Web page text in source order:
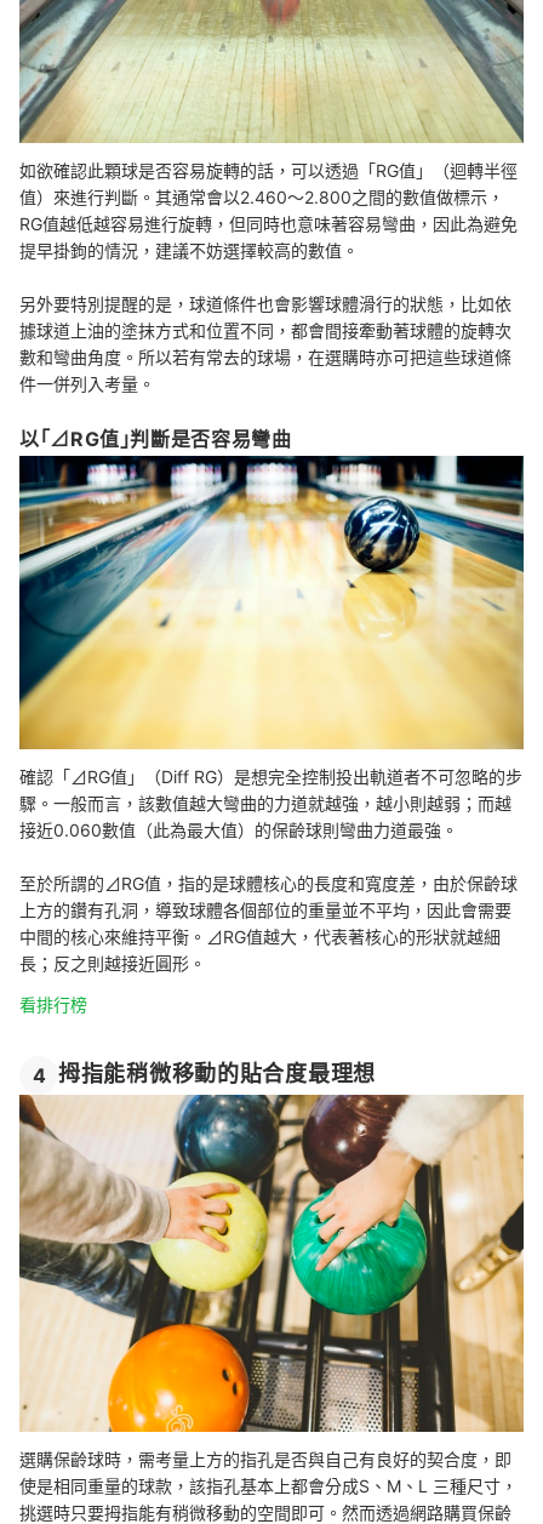
如欲確認此顆球是否容易旋轉的話，可以透過「RG值」（迴轉半徑
值）來進行判斷。其通常會以2.460～2.800之間的數值做標示，
RG值越低越容易進行旋轉，但同時也意味著容易彎曲，因此為避免
提早掛鉤的情況，建議不妨選擇較高的數值。
另外要特別提醒的是，球道條件也會影響球體滑行的狀態，比如依
據球道上油的塗抹方式和位置不同，都會間接牽動著球體的旋轉次
數和彎曲角度。所以若有常去的球場，在選購時亦可把這些球道條
件一併列入考量。
以「⊿RG值」判斷是否容易彎曲
確認「⊿RG值」（Diff RG）是想完全控制投出軌道者不可忽略的步
驟。一般而言，該數值越大彎曲的力道就越強，越小則越弱；而越
接近0.060數值（此為最大值）的保齡球則彎曲力道最強。
至於所謂的⊿RG值，指的是球體核心的長度和寬度差，由於保齡球
上方的鑽有孔洞，導致球體各個部位的重量並不平均，因此會需要
中間的核心來維持平衡。⊿RG值越大，代表著核心的形狀就越細
長；反之則越接近圓形。
看排行榜
4 拇指能稍微移動的貼合度最理想
選購保齡球時，需考量上方的指孔是否與自己有良好的契合度，即
使是相同重量的球款，該指孔基本上都會分成S、M、L 三種尺寸，
挑選時只要拇指能有稍微移動的空間即可。然而透過網路購買保齡